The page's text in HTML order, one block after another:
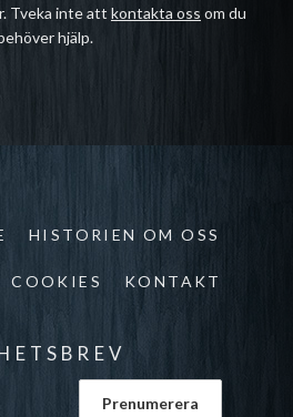
Tveka inte att kontakta oss om du
hjälp.
HISTORIEN OM OSS
COOKIES KONTAKT